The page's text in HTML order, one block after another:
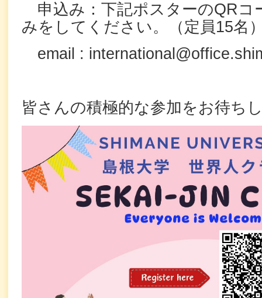
申込み：下記ポスターのQRコ
みをしてください。（定員15名
email :
皆さんの積極的な参加をお待ち